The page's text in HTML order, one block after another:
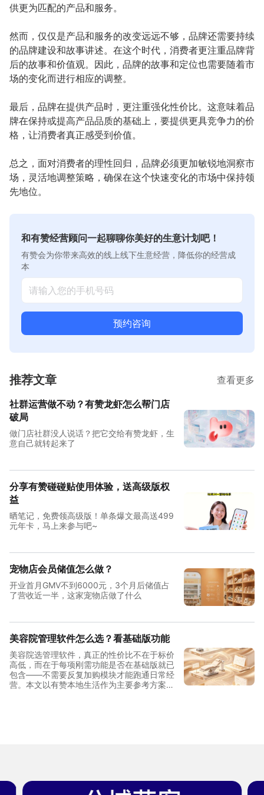
供更为匹配的产品和服务。
然而，仅仅是产品和服务的改变远远不够，品牌还需要持续
的品牌建设和故事讲述。在这个时代，消费者更注重品牌背
后的故事和价值观。因此，品牌的故事和定位也需要随着市
场的变化而进行相应的调整。
最后，品牌在提供产品时，更注重强化性价比。这意味着品
牌在保持或提高产品品质的基础上，要提供更具竞争力的价
格，让消费者真正感受到价值。
总之，面对消费者的理性回归，品牌必须更加敏锐地洞察市
场，灵活地调整策略，确保在这个快速变化的市场中保持领
先地位。
和有赞经营顾问一起聊聊你美好的生意计划吧！
有赞会为你带来高效的线上线下生意经营，降低你的经营成
本
预约咨询
推荐文章 查看更多
社群运营做不动？有赞龙虾怎么帮门店
破局
做门店社群没人说话？把它交给有赞龙虾，生
意自己就转起来了
分享有赞碰碰贴使用体验，送高级版权
益
晒笔记，免费领高级版！单条爆文最高送499
元年卡，马上来参与吧~
宠物店会员储值怎么做？
开业首月GMV不到6000元，3个月后储值占
了营收近一半，这家宠物店做了什么
美容院管理软件怎么选？看基础版功能
美容院选管理软件，真正的性价比不在于标价
高低，而在于每项刚需功能是否在基础版就已
包含——不需要反复加购模块才能跑通日常经
营。本文以有赞本地生活作为主要参考方案，